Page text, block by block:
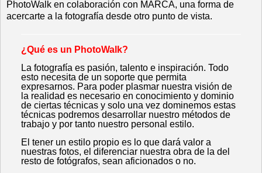
PhotoWalk en colaboración con MARCA, una forma de
acercarte a la fotografía desde otro punto de vista.
¿Qué es un PhotoWalk?
La fotografía es pasión, talento e inspiración. Todo
esto necesita de un soporte que permita
expresarnos. Para poder plasmar nuestra visión de
la realidad es necesario en conocimiento y dominio
de ciertas técnicas y solo una vez dominemos estas
técnicas podremos desarrollar nuestro métodos de
trabajo y por tanto nuestro personal estilo.
El tener un estilo propio es lo que dará valor a
nuestras fotos, el diferenciar nuestra obra de la del
resto de fotógrafos, sean aficionados o no.